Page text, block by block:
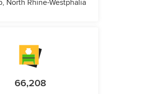
North Rhine-Westphalia
66,208